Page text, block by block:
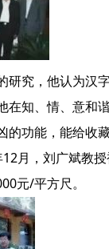
究，他认为汉
知、情、意和
功能，能给收藏
月，刘广斌教
元/平方尺。